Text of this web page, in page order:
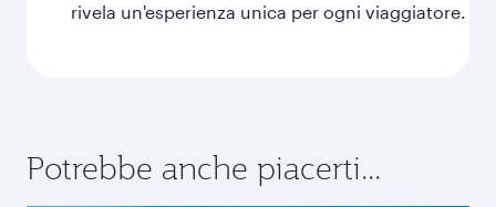
rivela un'esperienza unica per ogni viaggiatore.
Potrebbe anche piacerti...